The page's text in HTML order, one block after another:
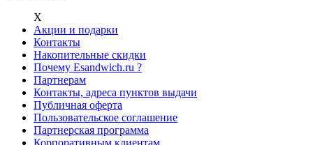
Х
Акции и подарки
Контакты
Накопительные скидки
Почему Esandwich.ru ?
Партнерам
Контакты, адреса пунктов выдачи
Публичная оферта
Пользовательское соглашение
Партнерская программа
Корпоративным клиентам